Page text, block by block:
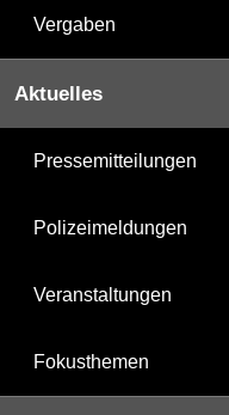
Vergaben
Aktuelles
Pressemitteilungen
Polizeimeldungen
Veranstaltungen
Fokusthemen